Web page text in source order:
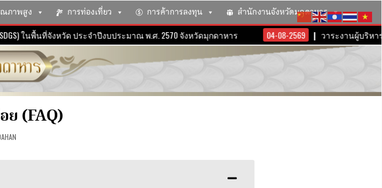
ภาพสูง การท่องเที่ยว การค้าการลงทุน สำนักงานจังหวัดมุกดาหาร
ในพื้นที่จังหวัด ประจำปีงบประมาณ พ.ศ. 2570 จังหวัดมุกดาหาร 04-08-2569 วาระงานผู้บริหาร
(FAQ)